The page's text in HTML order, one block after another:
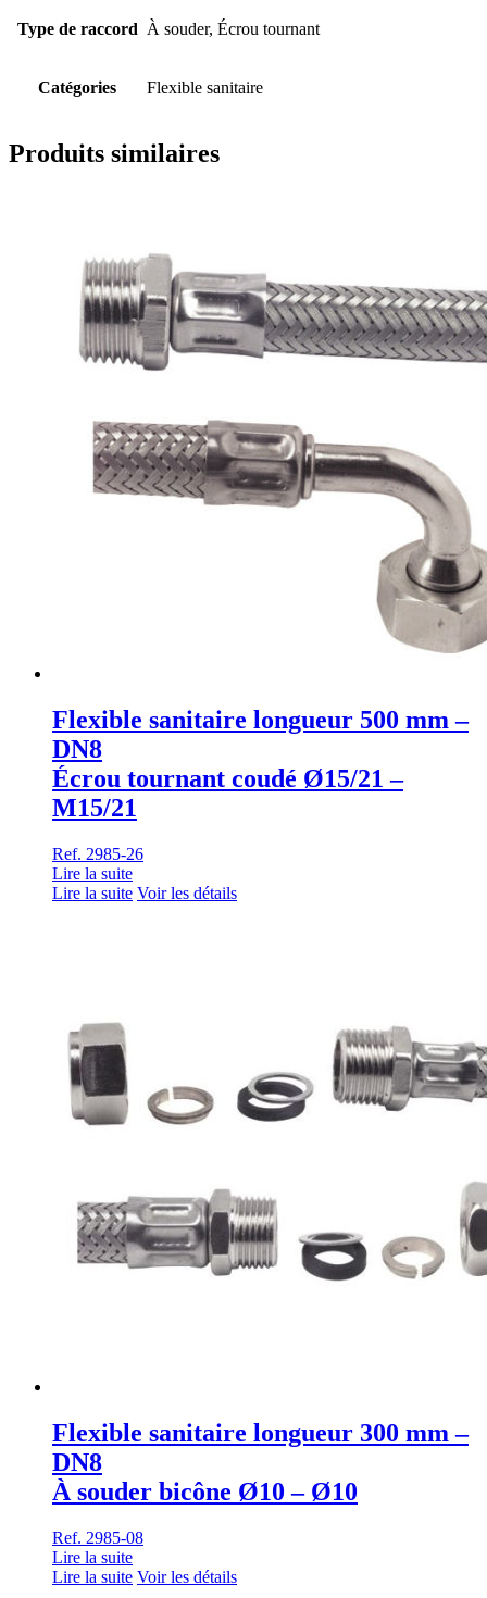
Type de raccord À souder, Écrou tournant
Catégories Flexible sanitaire
Produits similaires
Flexible sanitaire longueur 500 mm –
DN8
Écrou tournant coudé Ø15/21 –
M15/21
Ref. 2985-26
Lire la suite
Lire la suite Voir les détails
Flexible sanitaire longueur 300 mm –
DN8
À souder bicône Ø10 – Ø10
Ref. 2985-08
Lire la suite
Lire la suite Voir les détails